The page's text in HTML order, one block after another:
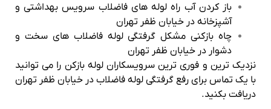
باز کردن آب راه لوله های فاضلاب سرویس بهداشتی و
آشپزخانه در خیابان ظفر تهران
چاه بازکنی مشکل گرفتگی لوله فاضلاب های سخت و
دشوار در خیابان ظفر تهران
نزدیک ترین و فوری ترین سرویسکاران لوله بازکن را می توانید
با یک تماس برای رفع گرفتگی لوله فاضلاب در خیابان ظفر تهران
دریافت بکنید.